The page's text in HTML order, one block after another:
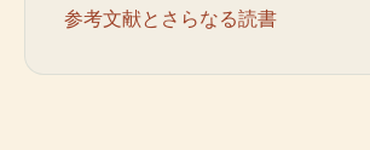
参考文献とさらなる読書